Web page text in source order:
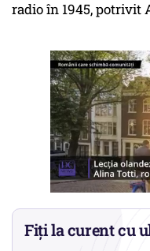
radio în 1945, potrivit
Fiți la curent cu